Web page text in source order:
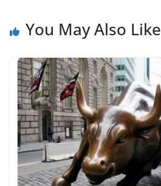
You May Also Like